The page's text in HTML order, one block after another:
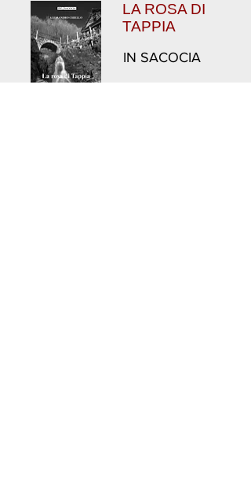
LA ROSA DI
TAPPIA
IN SACOCIA